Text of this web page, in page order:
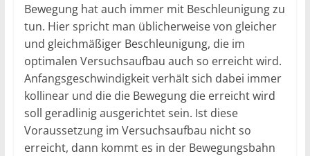
Bewegung hat auch immer mit Beschleunigung zu
tun. Hier spricht man üblicherweise von gleicher
und gleichmäßiger Beschleunigung, die im
optimalen Versuchsaufbau auch so erreicht wird.
Anfangsgeschwindigkeit verhält sich dabei immer
kollinear und die die Bewegung die erreicht wird
soll geradlinig ausgerichtet sein. Ist diese
Voraussetzung im Versuchsaufbau nicht so
erreicht, dann kommt es in der Bewegungsbahn